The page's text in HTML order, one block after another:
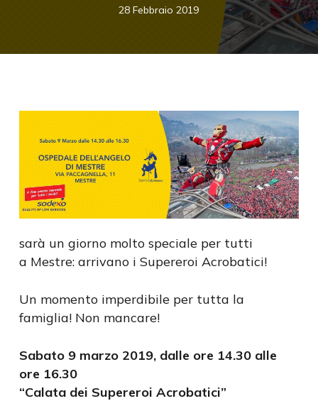
28 Febbraio 2019
sarà un giorno molto speciale per tutti
a Mestre: arrivano i Supereroi Acrobatici!
Un momento imperdibile per tutta la
famiglia! Non mancare!
Sabato 9 marzo 2019, dalle ore 14.30 alle
ore 16.30
“Calata dei Supereroi Acrobatici”